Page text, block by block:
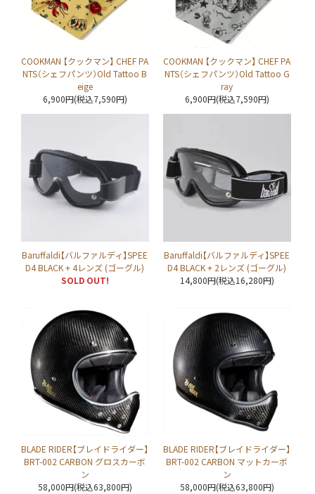
COOKMAN 【クックマン】 CHEF PA
NTS（シェフパンツ）Old Tattoo B
eige
6,900円(税込7,590円)
COOKMAN 【クックマン】 CHEF PA
NTS（シェフパンツ）Old Tattoo G
ray
6,900円(税込7,590円)
Baruffaldi【バルファルディ】SPEE
D4 BLACK + 4レンズ (ゴーグル)
SOLD OUT!
Baruffaldi【バルファルディ】SPEE
D4 BLACK + 2レンズ (ゴーグル)
14,800円(税込16,280円)
BLADE RIDER【ブレイドライダー】
BRT-002 CARBON グロスカーボ
ン
58,000円(税込63,800円)
BLADE RIDER【ブレイドライダー】
BRT-002 CARBON マットカーボ
ン
58,000円(税込63,800円)